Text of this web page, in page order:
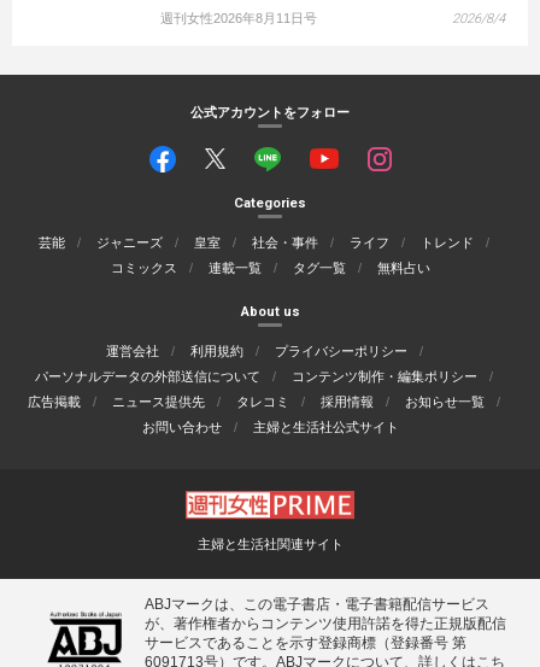
週刊女性2026年8月11日号 2026/8/4
公式アカウントをフォロー
Categories
芸能 ジャニーズ 皇室 社会・事件 ライフ
トレンド
コミックス
連載一覧 タグ一覧 無料占い
About us
運営会社 利用規約
プライバシーポリシー
パーソナルデータの外部送信について
コンテンツ制作・編集ポリシー
広告掲載
ニュース提供先 タレコミ 採用情報
お知らせ一覧
お問い合わせ
主婦と生活社公式サイト
主婦と生活社関連サイト
ABJマークは、この電子書店・電子書籍配信サービス
が、著作権者からコンテンツ使用許諾を得た正規版配信
サービスであることを示す登録商標（登録番号 第
6091713号）です。ABJマークについて、詳しくはこち